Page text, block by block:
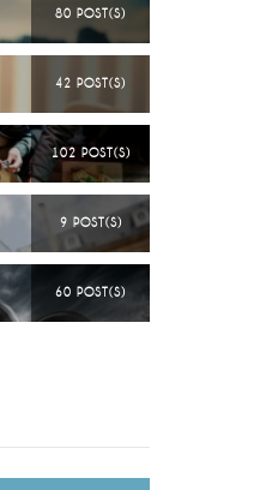
80 POST(S)
42 POST(S)
102 POST(S)
9 POST(S)
60 POST(S)